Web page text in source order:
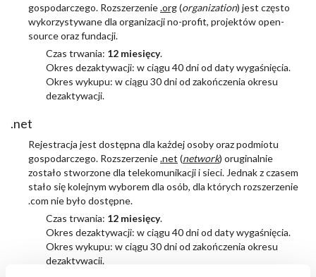
gospodarczego. Rozszerzenie.org(organization) jest często
wykorzystywane dla organizacji no-profit, projektów open-
source oraz fundacji.
Czas trwania: 12 miesięcy.
Okres dezaktywacji: w ciągu 40 dni od daty wygaśnięcia.
Okres wykupu: w ciągu 30 dni od zakończenia okresu
dezaktywacji.
.net
Rejestracja jest dostępna dla każdej osoby oraz podmiotu
gospodarczego. Rozszerzenie.net (network) oruginalnie
zostało stworzone dla telekomunikacji i sieci. Jednak z czasem
stało się kolejnym wyborem dla osób, dla których rozszerzenie
.com nie było dostępne.
Czas trwania: 12 miesięcy.
Okres dezaktywacji: w ciągu 40 dni od daty wygaśnięcia.
Okres wykupu: w ciągu 30 dni od zakończenia okresu
dezaktywacji.